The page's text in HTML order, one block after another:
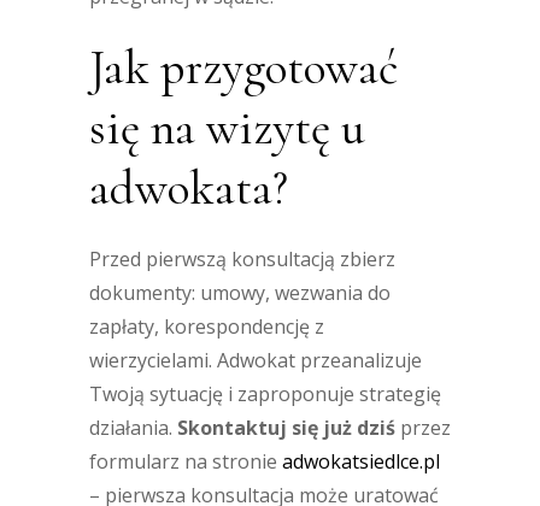
Jak przygotować
się na wizytę u
adwokata?
Przed pierwszą konsultacją zbierz
dokumenty: umowy, wezwania do
zapłaty, korespondencję z
wierzycielami. Adwokat przeanalizuje
Twoją sytuację i zaproponuje strategię
działania. Skontaktuj się już dziś przez
formularz na stronie adwokatsiedlce.pl
– pierwsza konsultacja może uratować